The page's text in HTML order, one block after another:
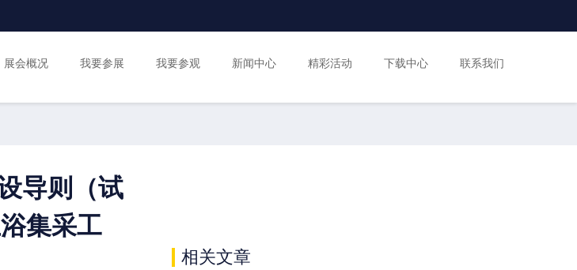
展会概况 我要参展 我要参观 新闻中心 精彩活动 下载中心 联系我们
导则（试
集采工
相关文章